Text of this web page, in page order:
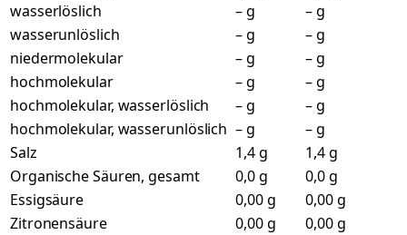
wasserlöslich
– g
– g
wasserunlöslich
– g
– g
niedermolekular
– g
– g
hochmolekular
– g
– g
hochmolekular, wasserlöslich
– g
– g
hochmolekular, wasserunlöslich – g
– g
Salz
1,4 g
1,4 g
Organische Säuren, gesamt
0,0 g
0,0 g
Essigsäure
0,00 g
0,00 g
Zitronensäure
0,00 g
0,00 g